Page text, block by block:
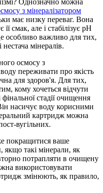
Однозначно можна
з мінералізатором
має низку переваг. Вона
смак, але і стабілізує рН
особливо важливо для тих,
мінералів.
осмосу з
переживати про якість
для здоров'я. Для тих,
кому хочеться відчути
стадії очищення
насичує воду корисними
картридж можна
вугільних.
покращитися ваше
якщо такі мінерали, як
потрапляти в очищену
використовувати
змінюють, як правило,